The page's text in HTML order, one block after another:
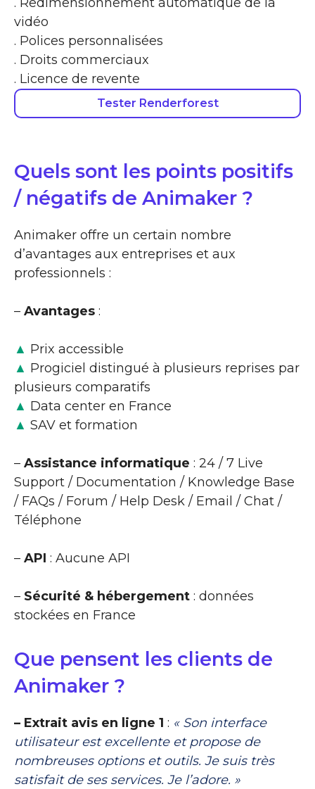
vidéo
. Polices personnalisées
. Droits commerciaux
. Licence de revente
Tester Renderforest
Quels sont les points positifs
/ négatifs de Animaker ?
Animaker offre un certain nombre
d’avantages aux entreprises et aux
professionnels :
– Avantages :
▲ Prix accessible
▲ Progiciel distingué à plusieurs reprises par
plusieurs comparatifs
▲ Data center en France
▲ SAV et formation
– Assistance informatique : 24 / 7 Live
Support / Documentation / Knowledge Base
/ FAQs / Forum / Help Desk / Email / Chat /
Téléphone
– API : Aucune API
– Sécurité & hébergement : données
stockées en France
Que pensent les clients de
Animaker ?
– Extrait avis en ligne 1 : « Son interface
utilisateur est excellente et propose de
nombreuses options et outils. Je suis très
satisfait de ses services. Je l’adore. »